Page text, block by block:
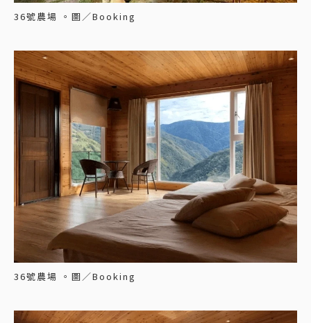
36號農場 。圖／Booking
36號農場 。圖／Booking